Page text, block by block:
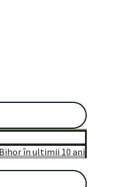
în ultimii 10 ani